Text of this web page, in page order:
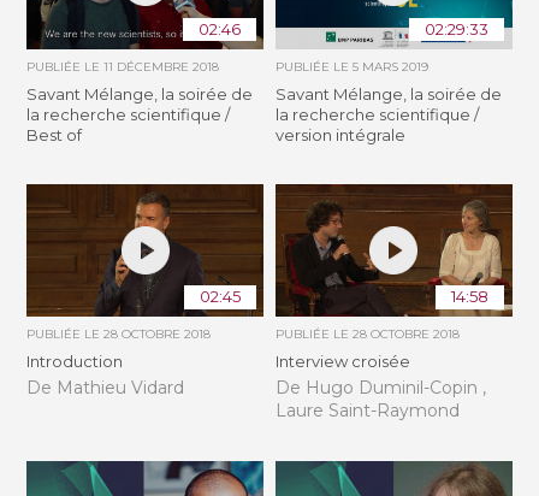
02:46
PUBLIÉE LE11 DÉCEMBRE 2018
Savant Mélange, la soirée de
la recherche scientifique /
Best of
02:29:33
PUBLIÉE LE 5 MARS 2019
Savant Mélange, la soirée de
la recherche scientifique /
version intégrale
02:45
PUBLIÉE LE28 OCTOBRE 2018
Introduction
De Mathieu Vidard
14:58
PUBLIÉE LE 28 OCTOBRE 2018
Interview croisée
De Hugo Duminil-Copin ,
Laure Saint-Raymond